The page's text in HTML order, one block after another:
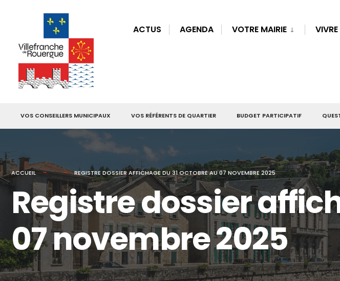
ACTUS AGENDA VOTRE MAIRIE
VOS CONSEILLERS MUNICIPAUX VOS RÉFÉRENTS DE QUARTIER BUDGET PARTICIPATIF
ACCUEIL REGISTRE DOSSIER AFFICHAGE DU 31 OCTOBRE AU 07 NOVEMBRE 2025
Registre dossier
07 novembre 2025